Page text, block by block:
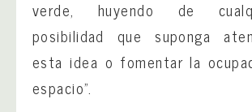
verde, huyendo de
posibilidad que suponga
esta idea o fomentar la
espacio”.